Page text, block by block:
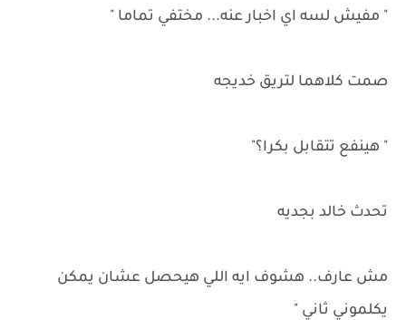
" مفيش لسه اي اخبار عنه... مختفي تماما "
صمت كلاهما لتريق خديجه
" هينفع تتقابل بكرا؟"
تحدث خالد بجديه
مش عارف.. هشوف ايه اللي هيحصل عشان يمكن
يكلموني ثاني "